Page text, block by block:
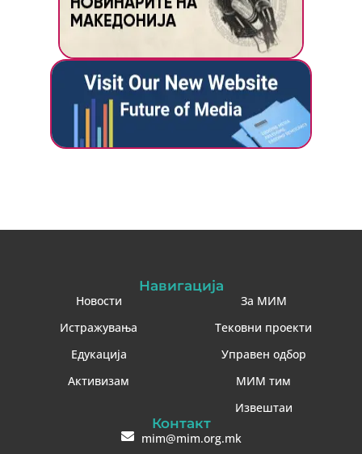
Навигација
Новости
Истражувања
Едукација
Активизам
За МИМ
Тековни проекти
Управен одбор
МИМ тим
Извештаи
Контакт
mim@mim.org.mk